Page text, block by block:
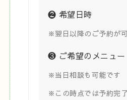
❷ 希望日時
※翌日以降のご予約が
❸ ご希望のメニュー
※当日相談も可能です
※この時点では予約完